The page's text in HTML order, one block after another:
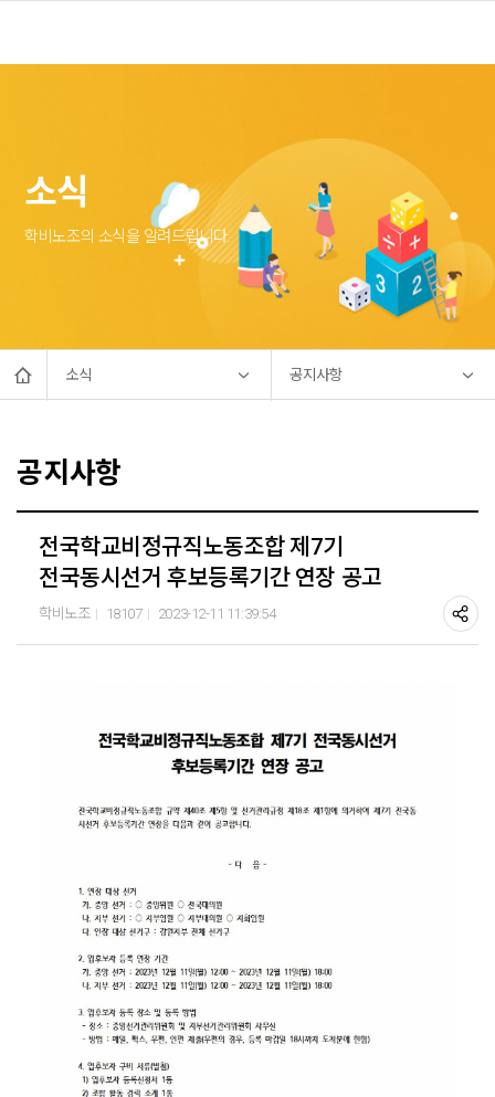
소식
학비노조의 소식을 알려드립니다.
소식 공지사항
공지사항
전국학교비정규직노동조합 제7기
전국동시선거 후보등록기간 연장 공고
학비노조 18107 2023-12-11 11:39:54